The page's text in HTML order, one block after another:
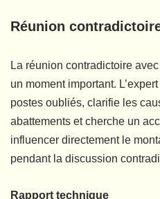
Réunion
La réunion contradictoire
un moment important.
postes oubliés, clarifie les
abattements et cherche un
influencer directement le
pendant la discussion
Rapport technique